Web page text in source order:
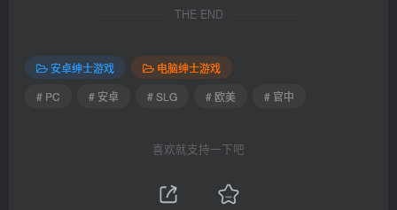
THE END
安卓绅士游戏
电脑绅士游戏
# PC
# 安卓 # SLG # 欧美 # 官中
喜欢就支持一下吧